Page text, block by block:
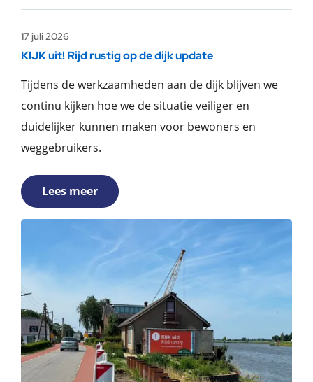
KIJK uit! Rijd rustig op de dijk update
17 juli 2026
Tijdens de werkzaamheden aan de dijk blijven we
continu kijken hoe we de situatie veiliger en
duidelijker kunnen maken voor bewoners en
weggebruikers.
Lees meer